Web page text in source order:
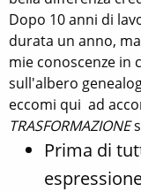
Dopo 10 anni di
durata un anno,
mie conoscenze in
sull'albero
eccomi qui ad
TRASFORMAZIONE
Prima di